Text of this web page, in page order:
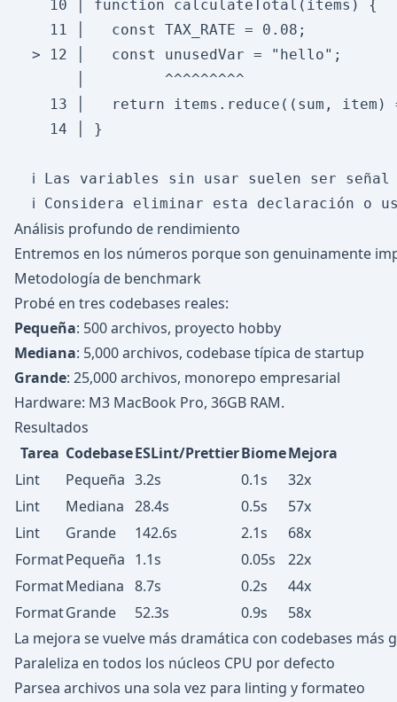
    10 │ function calculateTotal(items) {
    11 │   const TAX_RATE = 0.08;
  > 12 │   const unusedVar = "hello";
       │         ^^^^^^^^^
13 │   return items.reduce((sum, item)
    14 │ }
ℹ Las variables sin usar suelen ser
Análisis profundo de rendimiento
Entremos en los números porque son genuinamente
Metodología de benchmark
Probé en tres codebases reales:
Pequeña: 500 archivos, proyecto hobby
Mediana: 5,000 archivos, codebase típica de startup
Grande: 25,000 archivos, monorepo empresarial
Hardware: M3 MacBook Pro, 36GB RAM.
Resultados
Tarea CodebaseESLint/PrettierBiomeMejora
Lint
Pequeña 3.2s 0.1s
32x
Lint
Mediana 28.4s 0.5s
57x
Lint
Grande 142.6s 2.1s
68x
FormatPequeña 1.1s 0.05s
22x
FormatMediana 8.7s 0.2s
44x
FormatGrande 52.3s 0.9s
58x
La mejora se vuelve más dramática con codebases más
Paraleliza en todos los núcleos CPU por defecto
Parsea archivos una sola vez para linting y formateo